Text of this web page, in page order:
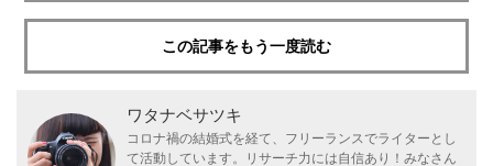
この記事をもう一度読む
ワタナベサツキ
コロナ禍の結婚式を経て、フリーランスでライターとし
て活動しています。リサーチ力には自信あり！みなさん